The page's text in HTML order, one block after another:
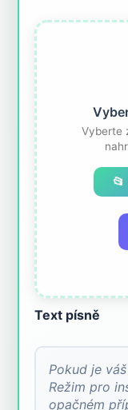
Vyberte
Text písně